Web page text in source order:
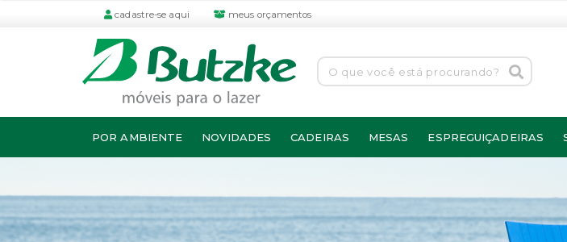
cadastre-se aqui meus orçamentos
POR AMBIENTE NOVIDADES CADEIRAS MESAS ESPREGUIÇADEIRAS